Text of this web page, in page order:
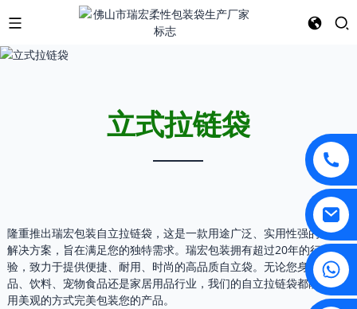
立式拉链袋
隆重推出瑞宏包装自立拉链袋，这是一款用途广泛、实用性强的包装
解决方案，旨在满足您的独特需求。瑞宏包装拥有超过20年的行业经
验，致力于提供便捷、耐用、时尚的高品质自立袋。无论您身处食
品、饮料、宠物食品还是家居用品行业，我们的自立拉链袋都能以实
用美观的方式完美包装您的产品。